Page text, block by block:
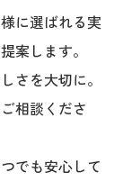
に選ばれる実
案します。
さを大切に。
相談くださ
でも安心して